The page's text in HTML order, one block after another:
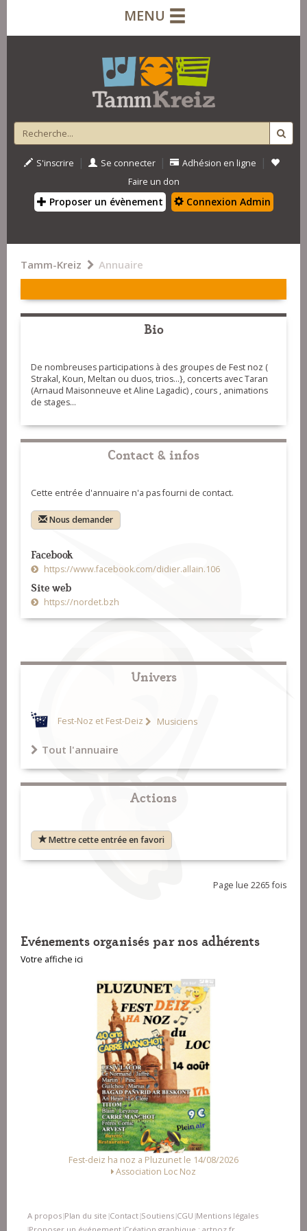
MENU
S'inscrire | Se connecter | Adhésion en ligne |
Faire un don
Proposer un évènement Connexion Admin
Tamm-Kreiz Annuaire
Bio
De nombreuses participations à des groupes de Fest noz (
Strakal, Koun, Meltan ou duos, trios...}, concerts avec Taran
(Arnaud Maisonneuve et Aline Lagadic) , cours , animations
de stages...
Contact & infos
Cette entrée d'annuaire n'a pas fourni de contact.
Nous demander
Facebook
https://www.facebook.com/didier.allain.106
Site web
https://nordet.bzh
Univers
Fest-Noz et Fest-Deiz Musiciens
Tout l'annuaire
Actions
Mettre cette entrée en favori
Page lue 2265 fois
Evénements organisés par nos adhérents
Votre affiche ici
Fest-deiz ha noz a Pluzunet le 14/08/2026
Association Loc Noz
A propos |Plan du site |Contact |Soutiens |CGU |Mentions légales